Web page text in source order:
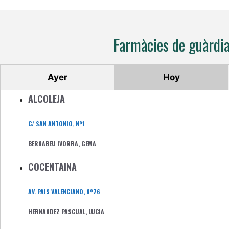
Farmàcies de guàrdia
Ayer Hoy
ALCOLEJA
C/ SAN ANTONIO, Nº1
BERNABEU IVORRA, GEMA
COCENTAINA
AV. PAIS VALENCIANO, Nº76
HERNANDEZ PASCUAL, LUCIA